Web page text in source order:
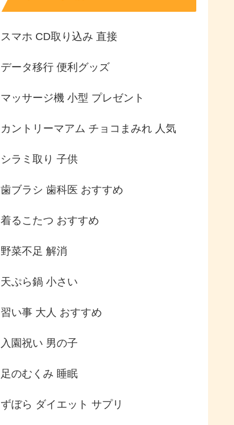
スマホ CD取り込み 直接
データ移行 便利グッズ
マッサージ機 小型 プレゼント
カントリーマアム チョコまみれ 人気
シラミ取り 子供
歯ブラシ 歯科医 おすすめ
着るこたつ おすすめ
野菜不足 解消
天ぷら鍋 小さい
習い事 大人 おすすめ
入園祝い 男の子
足のむくみ 睡眠
ずぼら ダイエット サプリ